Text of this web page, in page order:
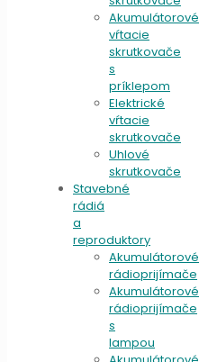
Akumulátorové
vŕtacie
skrutkovače
s
príklepom
Elektrické
vŕtacie
skrutkovače
Uhlové
skrutkovače
Stavebné
rádiá
a
reproduktory
Akumulátorové
rádioprijímače
Akumulátorové
rádioprijímače
s
lampou